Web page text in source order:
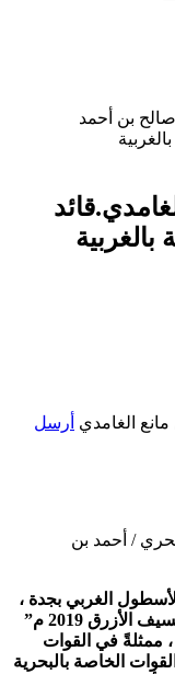
بن أحمد
الغامدي أرسل
الغربي بجدة ،
مناورات التمرين البحري الثنائي المختلط “السيف الأزرق 2019 م”
، ممثلةً في القوات
الخاصة بالبحرية